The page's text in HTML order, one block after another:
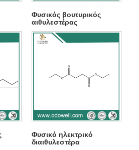
Φυσικός βουτυρικός
αιθυλεστέρας
Φυσικό ηλεκτρικό
διαιθυλεστέρα